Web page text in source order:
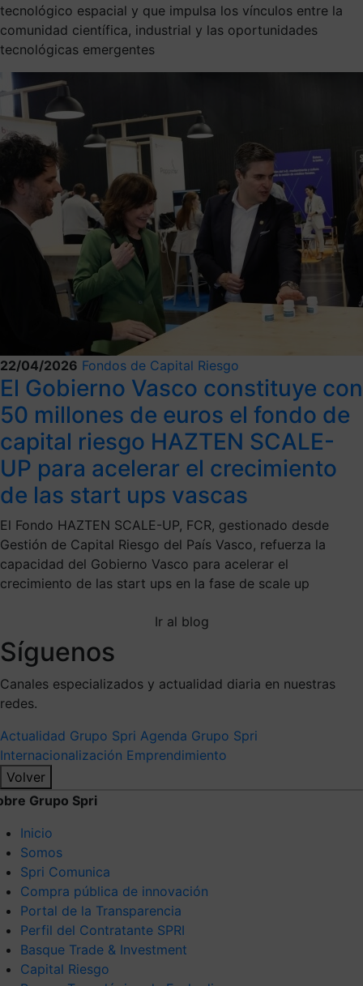
tecnológico espacial y que impulsa los vínculos entre la
comunidad científica, industrial y las oportunidades
tecnológicas emergentes
22/04/2026 Fondos de Capital Riesgo
El Gobierno Vasco constituye con
50 millones de euros el fondo de
capital riesgo HAZTEN SCALE-
UP para acelerar el crecimiento
de las start ups vascas
El Fondo HAZTEN SCALE-UP, FCR, gestionado desde
Gestión de Capital Riesgo del País Vasco, refuerza la
capacidad del Gobierno Vasco para acelerar el
crecimiento de las start ups en la fase de scale up
Ir al blog
Síguenos
Canales especializados y actualidad diaria en nuestras
redes.
Actualidad Grupo Spri Agenda Grupo Spri
Internacionalización Emprendimiento
Volver
Grupo Spri
Inicio
Somos
Spri Comunica
Compra pública de innovación
Portal de la Transparencia
Perfil del Contratante SPRI
Basque Trade & Investment
Capital Riesgo